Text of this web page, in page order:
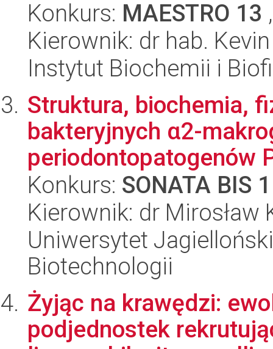
Konkurs: MAESTRO 13
Kierownik: dr hab.
Instytut Biochemii i
Struktura, biochemia,
bakteryjnych α2-
periodontopatogenów
Konkurs: SONATA BIS
Kierownik: dr Mirosław
Uniwersytet
Biotechnologii
Żyjąc na krawędzi:
podjednostek